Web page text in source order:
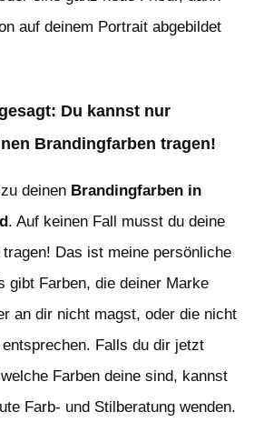
auf deinem Portrait abgebildet
Du kannst nur
Brandingfarben tragen!
deinen Brandingfarben in
. Auf keinen Fall musst du deine
tragen! Das ist meine persönliche
gibt Farben, die deiner Marke
an dir nicht magst, oder die nicht
Falls du dir jetzt
Farben deine sind, kannst
Farb- und Stilberatung wenden.